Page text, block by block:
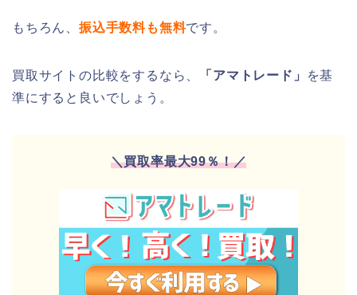
もちろん、 振込手数料も無料です。
買取サイトの比較をするなら、 「アマトレード」
を基
準にすると良いでしょう。
＼買取率最大99％！／